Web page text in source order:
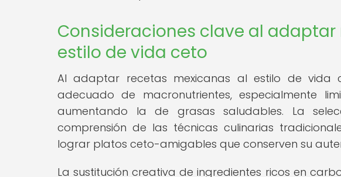
Consideraciones clave al
estilo de vida ceto
Al adaptar recetas mexicanas al estilo de vida
adecuado de macronutrientes, especialmente
aumentando la de grasas saludables. La
comprensión de las técnicas culinarias
lograr platos ceto-amigables que conserven su
La sustitución creativa de ingredientes ricos en